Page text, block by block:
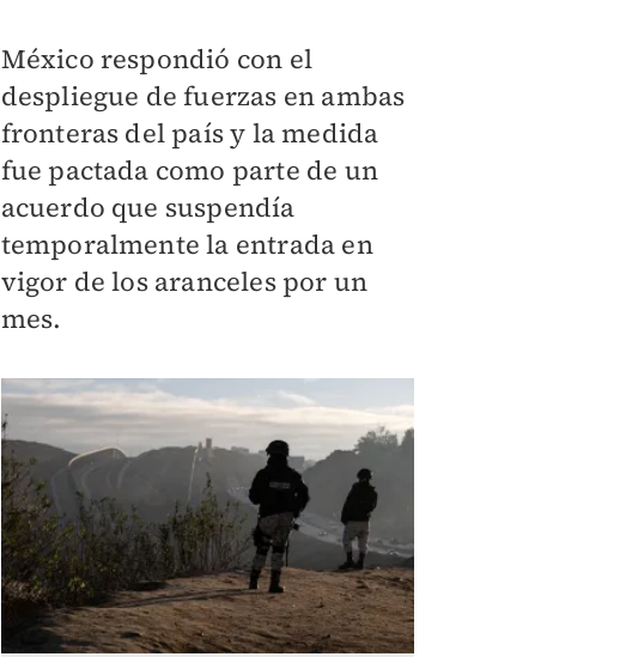
México respondió con el
despliegue de fuerzas en ambas
fronteras del país y la medida
fue pactada como parte de un
acuerdo que suspendía
temporalmente la entrada en
vigor de los aranceles por un
mes.